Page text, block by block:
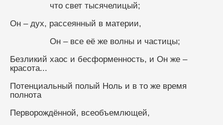
                что свет тысячелицый;
Он – дух, рассеянный в материи,
                Он – все её же волны и частицы;
Безликий хаос и бесформенность, и Он же –
красота...
Потенциальный полый Ноль и в то же время
полнота
Перворождённой, всеобъемлющей,